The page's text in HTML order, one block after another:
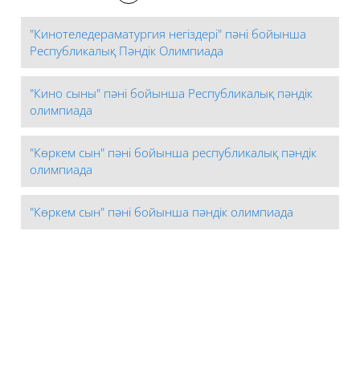
"Кинотеледераматургия негіздері" пәні бойынша
Республикалық Пәндік Олимпиада
"Кино сыны" пәні бойынша Республикалық пәндік
олимпиада
"Көркем сын" пәні бойынша республикалық пәндік
олимпиада
"Көркем сын" пәні бойынша пәндік олимпиада